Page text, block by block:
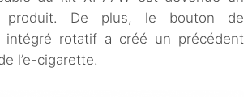
De plus, le bouton de
intégré rotatif a créé un précédent
l’e-cigarette.